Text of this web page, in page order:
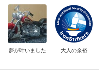
夢が叶いました 大人の余裕